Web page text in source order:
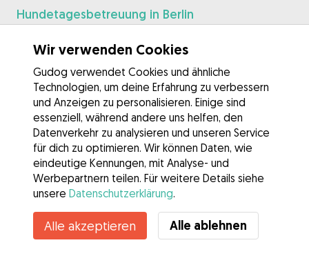
Wir verwenden Cookies
Gudog verwendet Cookies und ähnliche
Technologien, um deine Erfahrung zu verbessern
und Anzeigen zu personalisieren. Einige sind
essenziell, während andere uns helfen, den
Datenverkehr zu analysieren und unseren Service
für dich zu optimieren. Wir können Daten, wie
eindeutige Kennungen, mit Analyse- und
Werbepartnern teilen. Für weitere Details siehe
unsere Datenschutzerklärung.
Alle akzeptieren Alle ablehnen
Hundetagesbetreuung in Berlin
Hundetagesbetreuung in München
Hundetagesbetreuung in Frankfurt am Main
Hundetagesbetreuung in Köln
Hundetagesbetreuung in Leipzig
Hundetagesbetreuung in Nürnberg
Hundetagesbetreuung in Hannover
Hundetagesbetreuung in Düsseldorf
Hundetagesbetreuung in Münster